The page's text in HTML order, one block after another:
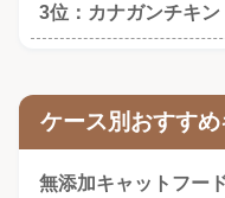
3位：カナガンチキン
ケース別おすす
無添加キャットフー